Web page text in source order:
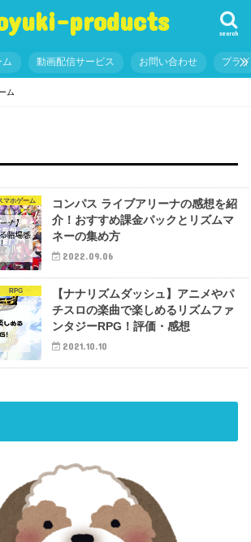
products search
ム 動画配信サービス お問い合わせ プラ
ム
マホゲーム
コンパス ライブアリーナの感想を紹
介！おすすめ課金パックとリズムマ
ネーの集め方
2022.09.06
RPG
【ナナリズムダッシュ】アニメやパ
チスロの楽曲で楽しめるリズムファ
ンタジーRPG！評価・感想
2021.10.10